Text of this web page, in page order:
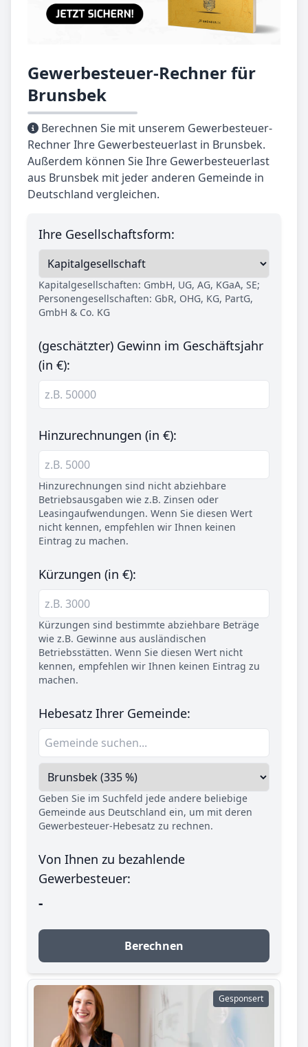
Gewerbesteuer-Rechner für
Brunsbek
Berechnen Sie mit unserem Gewerbesteuer-
Rechner Ihre Gewerbesteuerlast in Brunsbek.
Außerdem können Sie Ihre Gewerbesteuerlast
aus Brunsbek mit jeder anderen Gemeinde in
Deutschland vergleichen.
Ihre Gesellschaftsform:
Kapitalgesellschaften: GmbH, UG, AG, KGaA, SE;
Personengesellschaften: GbR, OHG, KG, PartG,
GmbH & Co. KG
(geschätzter) Gewinn im Geschäftsjahr
(in €):
Hinzurechnungen (in €):
Hinzurechnungen sind nicht abziehbare
Betriebsausgaben wie z.B. Zinsen oder
Leasingaufwendungen. Wenn Sie diesen Wert
nicht kennen, empfehlen wir Ihnen keinen
Eintrag zu machen.
Kürzungen (in €):
Kürzungen sind bestimmte abziehbare Beträge
wie z.B. Gewinne aus ausländischen
Betriebsstätten. Wenn Sie diesen Wert nicht
kennen, empfehlen wir Ihnen keinen Eintrag zu
machen.
Hebesatz Ihrer Gemeinde:
Geben Sie im Suchfeld jede andere beliebige
Gemeinde aus Deutschland ein, um mit deren
Gewerbesteuer-Hebesatz zu rechnen.
Von Ihnen zu bezahlende
Gewerbesteuer:
-
Berechnen
Gesponsert